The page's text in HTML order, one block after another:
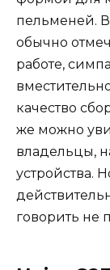
пельменей. В
обычно
работе,
качество
же можно
владельцы,
устройства.
говорить не